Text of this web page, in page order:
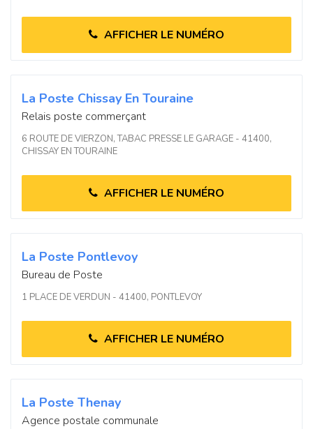
AFFICHER LE NUMÉRO
La Poste Chissay En Touraine
Relais poste commerçant
6 ROUTE DE VIERZON, TABAC PRESSE LE GARAGE - 41400,
CHISSAY EN TOURAINE
AFFICHER LE NUMÉRO
La Poste Pontlevoy
Bureau de Poste
1 PLACE DE VERDUN - 41400, PONTLEVOY
AFFICHER LE NUMÉRO
La Poste Thenay
Agence postale communale